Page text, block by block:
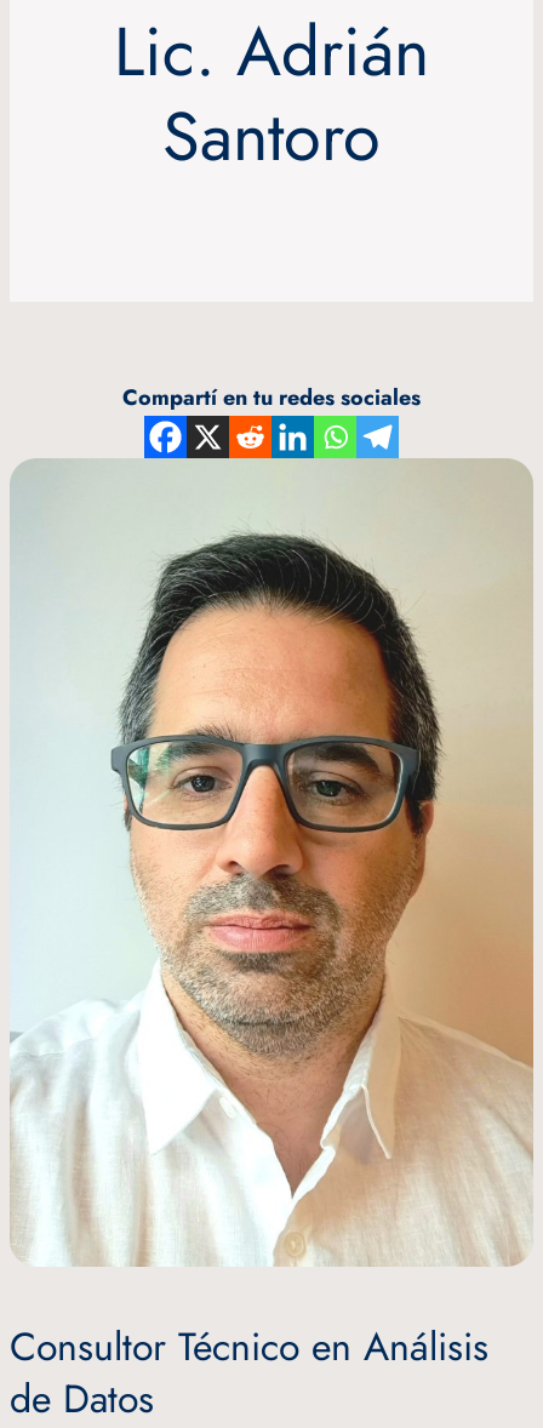
Lic. Adrián
Santoro
Compartí en tu redes sociales
Consultor Técnico en Análisis
de Datos